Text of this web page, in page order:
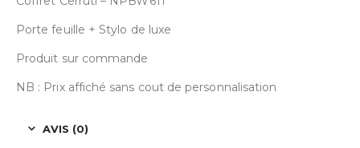
Porte feuille + Stylo de luxe
Produit sur commande
NB : Prix affiché sans cout de personnalisation
AVIS (0)